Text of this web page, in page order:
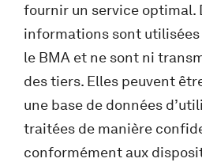
fournir un service optimal.
informations sont
le BMA et ne sont ni
des tiers. Elles peuvent
une base de données
traitées de manière
conformément aux